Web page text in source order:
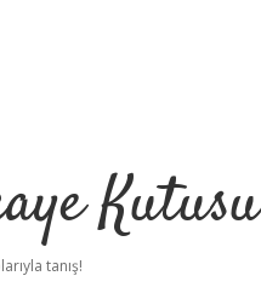
Kutusu
tanış!